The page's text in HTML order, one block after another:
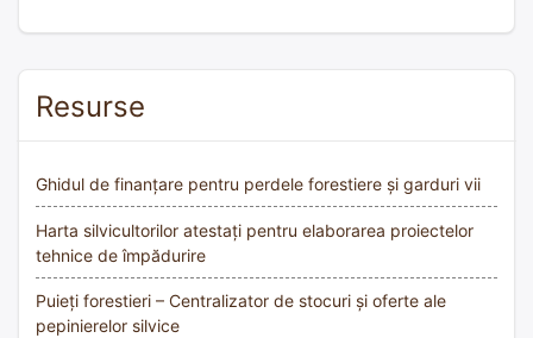
Resurse
Ghidul de finanțare pentru perdele forestiere și garduri vii
Harta silvicultorilor atestați pentru elaborarea proiectelor
tehnice de împădurire
Puieți forestieri – Centralizator de stocuri și oferte ale
pepinierelor silvice